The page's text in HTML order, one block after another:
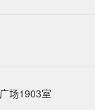
场1903室